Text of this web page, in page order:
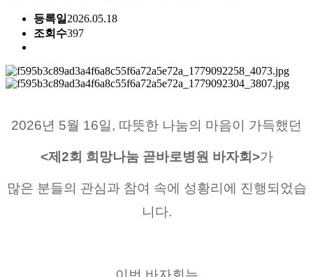
등록일 2026.05.18
조회수397
2026년 5월 16일, 따뜻한 나눔의 마음이 가득했던
<제2회 희망나눔 곧바로병원 바자회>가
많은 분들의 관심과 참여 속에 성황리에 진행되었습
니다.